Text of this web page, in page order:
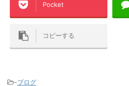
Pocket
コピーする
-ブログ